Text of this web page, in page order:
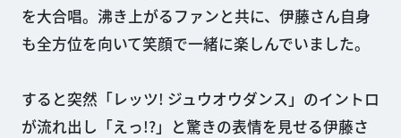
を大合唱。沸き上がるファンと共に、伊藤さん自身
も全方位を向いて笑顔で一緒に楽しんでいました。
すると突然「レッツ! ジュウオウダンス」のイントロ
が流れ出し「えっ!?」と驚きの表情を見せる伊藤さ